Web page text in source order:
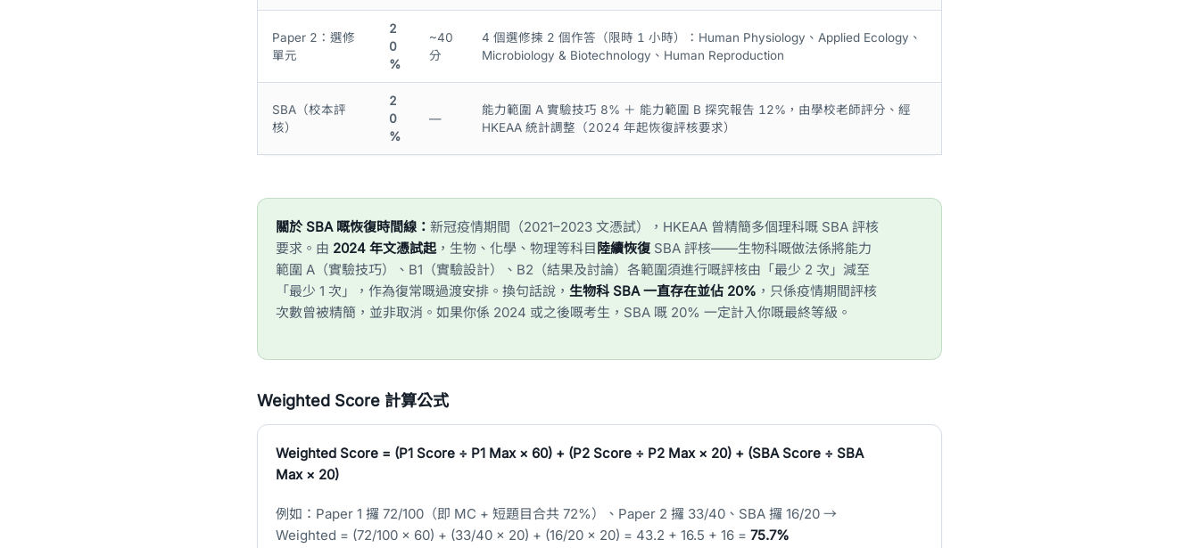
Paper 2：選修
單元
2
0
%
~40
分
4 個選修揀 2 個作答（限時 1 小時）：Human Physiology、Applied Ecology、
Microbiology & Biotechnology、Human Reproduction
SBA（校本評
核）
2
0
%
—
能力範圍 A 實驗技巧 8% ＋ 能力範圍 B 探究報告 12%，由學校老師評分、經
HKEAA 統計調整（2024 年起恢復評核要求）
關於 SBA 嘅恢復時間線： 新冠疫情期間（2021–2023 文憑試），HKEAA 曾精簡多個理科嘅 SBA 評核
要求。由 2024 年文憑試起，生物、化學、物理等科目陸續恢復SBA 評核——生物科嘅做法係將能力
範圍 A（實驗技巧）、B1（實驗設計）、B2（結果及討論）各範圍須進行嘅評核由「最少 2 次」減至
「最少 1 次」，作為復常嘅過渡安排。換句話說， 生物科 SBA 一直存在並佔 20% ，只係疫情期間評核
次數曾被精簡，並非取消。如果你係 2024 或之後嘅考生，SBA 嘅 20% 一定計入你嘅最終等級。
Weighted Score 計算公式
Weighted Score = (P1 Score ÷ P1 Max × 60) + (P2 Score ÷ P2 Max × 20) + (SBA Score ÷ SBA
Max × 20)
例如：Paper 1 攞 72/100（即 MC + 短題目合共 72%）、Paper 2 攞 33/40、SBA 攞 16/20 →
Weighted = (72/100 × 60) + (33/40 × 20) + (16/20 × 20) = 43.2 + 16.5 + 16 = 75.7%